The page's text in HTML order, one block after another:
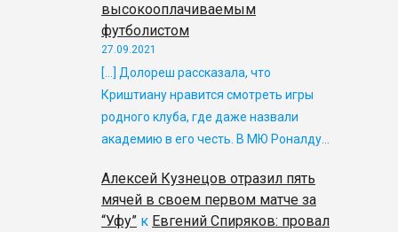
высокооплачиваемым
футболистом
27.09.2021
[…] Долореш рассказала, что
Криштиану нравится смотреть игры
родного клуба, где даже назвали
академию в его честь. В МЮ Роналду…
Алексей Кузнецов отразил пять
мячей в своем первом матче за
“Уфу” к Евгений Спиряков: провал